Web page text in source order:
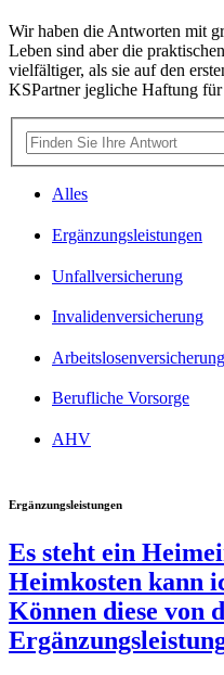
Wir haben die Antworten mit
Leben sind aber die
vielfältiger, als sie auf den
KSPartner jegliche Haftung
Alles
Ergänzungsleistungen
Unfallversicherung
Invalidenversicherung
Arbeitslosenversicherung
Berufliche Vorsorge
AHV
Ergänzungsleistungen
Es steht ein
Heimkosten kann
Können diese von